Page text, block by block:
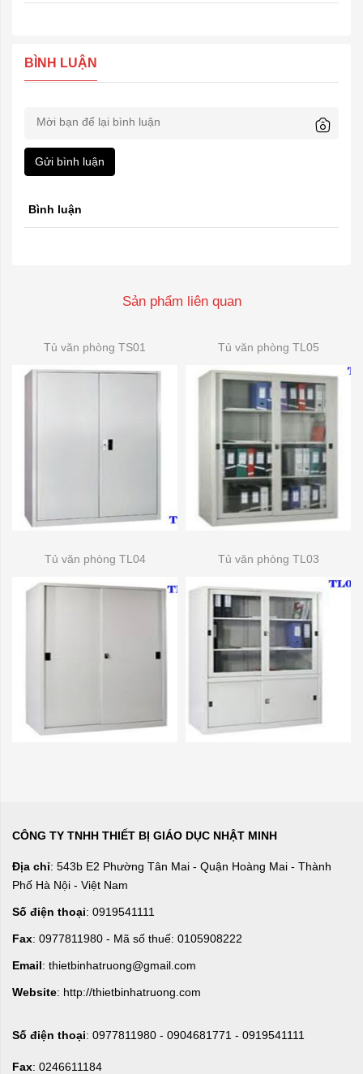
BÌNH LUẬN
Gửi bình luận
Bình luận
Sản phẩm liên quan
Tủ văn phòng TS01 Tủ văn phòng TL05
Tủ văn phòng TL04 Tủ văn phòng TL03
CÔNG TY TNHH THIẾT BỊ GIÁO DỤC NHẬT MINH
Địa chỉ: 543b E2 Phường Tân Mai - Quận Hoàng Mai - Thành
Phố Hà Nội - Việt Nam
Số điện thoại: 0919541111
Fax: 0977811980 - Mã số thuế: 0105908222
Email: thietbinhatruong@gmail.com
Website: http://thietbinhatruong.com
Số điện thoại: 0977811980 - 0904681771 - 0919541111
Fax: 0246611184